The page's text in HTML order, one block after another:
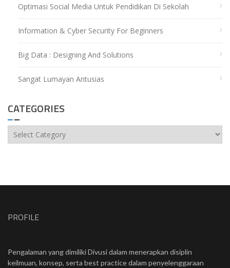
Optimasi Social Media Untuk Pendidikan Di Sekolah
Information & Cyber Security For Beginners
Big Data : Designing And Solutions
Sangat Lumayan Antusias
CATEGORIES
Categories
PROFILE
Pengalaman yang dimiliki Divusi dalam menerapkan disiplin
keilmuan, konsep, serta best practice dalam penyelenggaraan